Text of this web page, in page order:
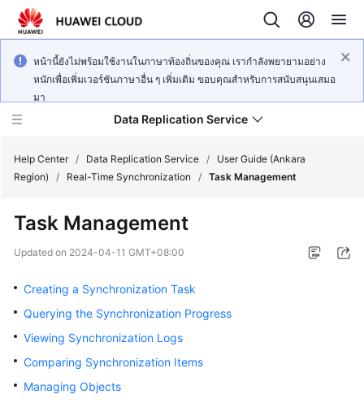
หน้านี้ยังไม่พร้อมใช้งานในภาษาท้องถิ่นของคุณ เรากำลังพยายามอย่าง
หนักเพื่อเพิ่มเวอร์ชันภาษาอื่น ๆ เพิ่มเติม ขอบคุณสำหรับการสนับสนุนเสมอ
มา
Data Replication Service
New
Overview
Billing
Getting
Help Center / Data Replication Service /
User Guide (Ankara
Region)
/ Real-Time Synchronization / Task Management
Task Management
Updated on 2024-04-11 GMT+08:00
Creating a Synchronization Task
Querying the Synchronization Progress
Viewing Synchronization Logs
Comparing Synchronization Items
Managing Objects